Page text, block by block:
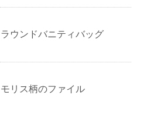
ラウンドバニティバッグ
モリス柄のファイル